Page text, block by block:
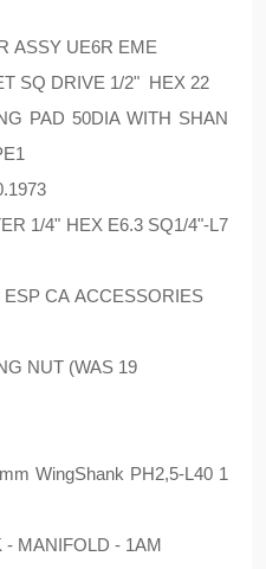
ASSY UE6R EME
SQ DRIVE 1/2" HEX 22
PAD 50DIA WITH SHAN
1/4" HEX E6.3 SQ1/4"-L7
ESP CA ACCESSORIES
NUT (WAS 19
WingShank PH2,5-L40 1
- MANIFOLD - 1AM